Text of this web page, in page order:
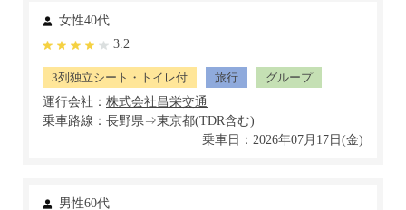
女性40代
3.2
3列独立シート・トイレ付 旅行
グループ
運行会社：
乗車路線：長野県⇒東京都(TDR含む)
乗車日：2026年07月17日(金)
男性60代